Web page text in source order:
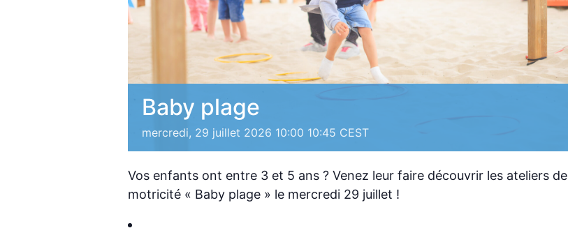
Baby plage
mercredi, 29 juillet 2026 10:00 10:45 CEST
Vos enfants ont entre 3 et 5 ans ? Venez leur faire découvrir les ateliers de
motricité « Baby plage » le mercredi 29 juillet !